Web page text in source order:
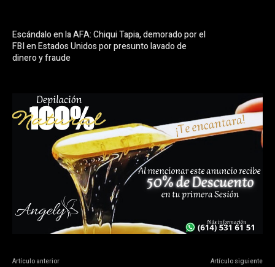
Escándalo en la AFA: Chiqui Tapia, demorado por el
FBI en Estados Unidos por presunto lavado de
dinero y fraude
Artículo anterior Artículo siguiente